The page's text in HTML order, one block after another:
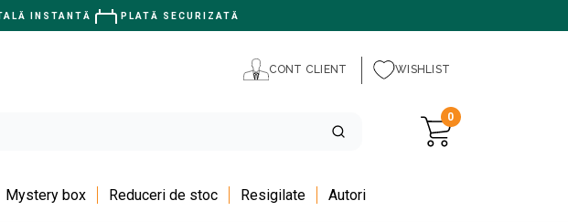
INSTANTĂ PLATĂ SECURIZATĂ
CONT CLIENT WISHLIST
0
Mystery box Reduceri de stoc Resigilate Autori